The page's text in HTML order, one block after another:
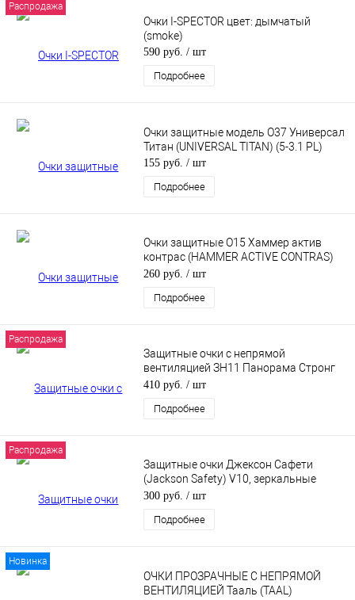
Распродажа
Очки I-SPECTOR цвет: дымчатый
(smoke)
590 руб. / шт
Подробнее
Очки защитные модель О37 Универсал
Титан (UNIVERSAL TITAN) (5-3.1 PL)
155 руб. / шт
Подробнее
Очки защитные О15 Хаммер актив
контрас (HAMMER ACTIVE CONTRAS)
2-1.2 PC
260 руб. / шт
Подробнее
Распродажа
Защитные очки с непрямой
вентиляцией ЗН11 Панорама Стронг
Гласс (PANORAMA Strong Glass) (2С-1,2
РС)
410 руб. / шт
Подробнее
Распродажа
Защитные очки Джексон Сафети
(Jackson Safety) V10, зеркальные
25645
300 руб. / шт
Подробнее
Новинка
ОЧКИ ПРОЗРАЧНЫЕ С НЕПРЯМОЙ
ВЕНТИЛЯЦИЕЙ Тааль (TAAL)